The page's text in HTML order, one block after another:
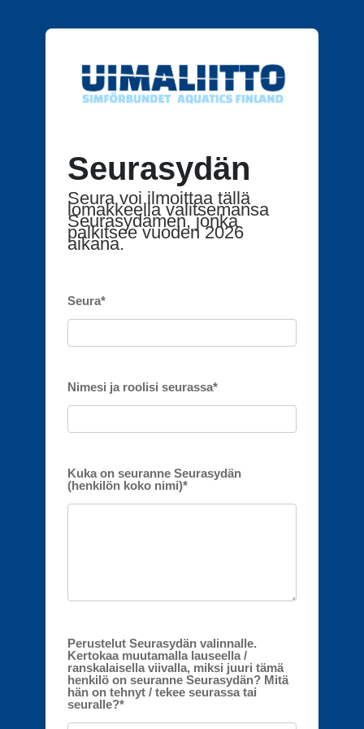
Seurasydän
Seura voi ilmoittaa tällä
lomakkeella valitsemansa
Seurasydämen, jonka
palkitsee vuoden 2026
aikana.
Seura*
Nimesi ja roolisi seurassa*
Kuka on seuranne Seurasydän
(henkilön koko nimi)*
Perustelut Seurasydän valinnalle.
Kertokaa muutamalla lauseella /
ranskalaisella viivalla, miksi juuri tämä
henkilö on seuranne Seurasydän? Mitä
hän on tehnyt / tekee seurassa tai
seuralle?*